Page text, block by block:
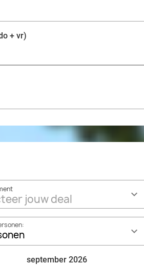
+ vr)
jouw deal
september 2026